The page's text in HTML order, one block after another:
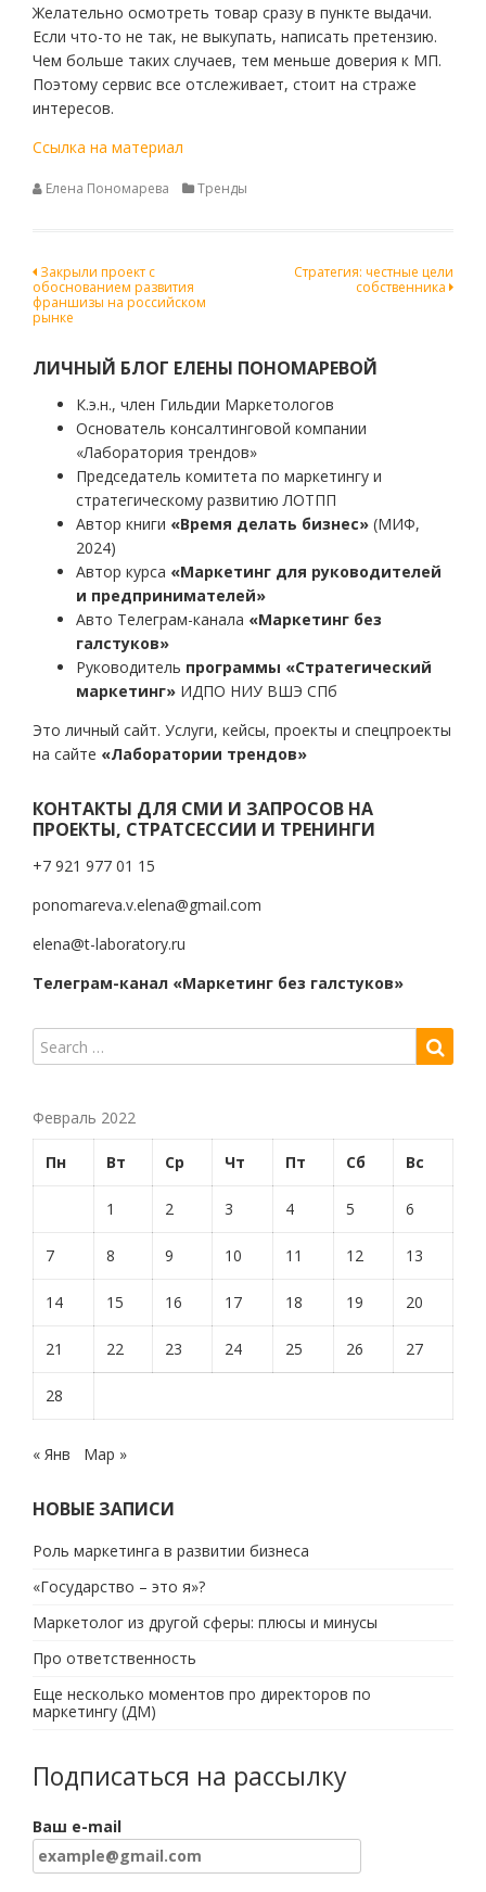
Желательно осмотреть товар сразу в пункте выдачи.
Если что-то не так, не выкупать, написать претензию.
Чем больше таких случаев, тем меньше доверия к МП.
Поэтому сервис все отслеживает, стоит на страже
интересов.
Ссылка на материал
Елена Пономарева Тренды
Навигация
по
Закрыли проект с
обоснованием развития
франшизы на российском
рынке
Стратегия: честные цели
собственника
ЛИЧНЫЙ БЛОГ ЕЛЕНЫ ПОНОМАРЕВОЙ
К.э.н., член Гильдии Маркетологов
Основатель консалтинговой компании
«Лаборатория трендов»
Председатель комитета по маркетингу и
стратегическому развитию ЛОТПП
Автор книги «Время делать бизнес» (МИФ,
2024)
Автор курса «Маркетинг для руководителей
и предпринимателей»
Авто Телеграм-канала «Маркетинг без
галстуков»
Руководитель программы «Стратегический
маркетинг» ИДПО НИУ ВШЭ СПб
Это личный сайт. Услуги, кейсы, проекты и спецпроекты
на сайте «Лаборатории трендов»
КОНТАКТЫ ДЛЯ СМИ И ЗАПРОСОВ НА
ПРОЕКТЫ, СТРАТСЕССИИ И ТРЕНИНГИ
+7 921 977 01 15
ponomareva.v.elena@gmail.com
elena@t-laboratory.ru
Телеграм-канал «Маркетинг без галстуков»
Февраль 2022
Пн Вт Ср Чт Пт Сб Вс
1 2 3 4 5 6
7 8 9 10 11 12 13
14 15 16 17 18 19 20
21 22 23 24 25 26 27
28
« Янв Мар »
НОВЫЕ ЗАПИСИ
Роль маркетинга в развитии бизнеса
«Государство – это я»?
Маркетолог из другой сферы: плюсы и минусы
Про ответственность
Еще несколько моментов про директоров по
маркетингу (ДМ)
Подписаться на рассылку
Ваш e-mail